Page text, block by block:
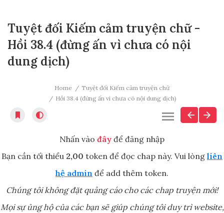
Tuyệt đối Kiếm cảm truyện chữ -
Hồi 38.4 (đừng ấn vì chưa có nội
dung dịch)
Home
Tuyệt đối Kiếm cảm truyện chữ
Hồi 38.4 (đừng ấn vì chưa có nội dung dịch)
Nhấn vào đây để đăng nhập
Bạn cần tối thiểu 2,00 token để đọc chap này. Vui lòng liên
hệ admin để add thêm token.
Chúng tôi không đặt quảng cáo cho các chap truyện mới!
Mọi sự ủng hộ của các bạn sẽ giúp chúng tôi duy trì website,